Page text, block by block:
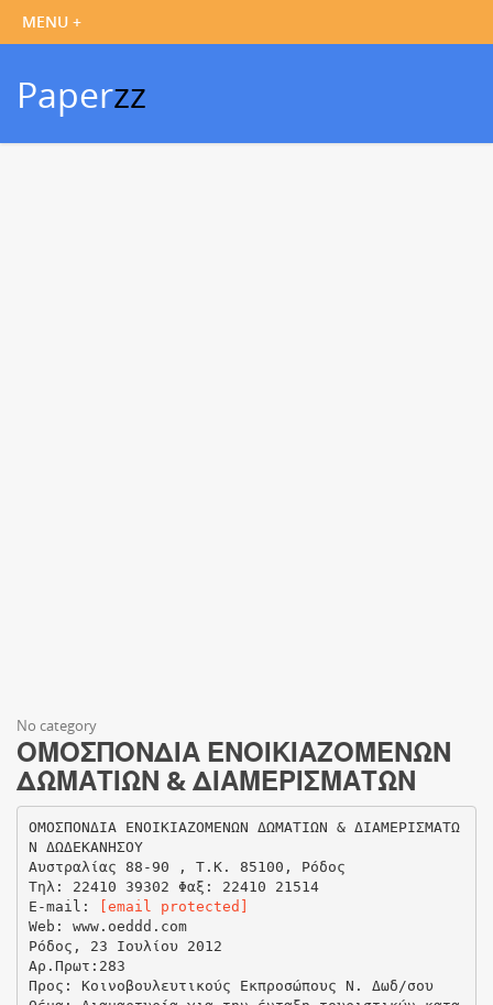
Paperzz
No category
ΟΜΟΣΠΟΝΔΙΑ ΕΝΟΙΚΙΑΖΟΜΕΝΩΝ
ΔΩΜΑΤΙΩΝ & ΔΙΑΜΕΡΙΣΜΑΤΩΝ
ΟΜΟΣΠΟΝΔΙΑ ΕΝΟΙΚΙΑΖΟΜΕΝΩΝ ΔΩΜΑΤΙΩΝ & ΔΙΑΜΕΡΙΣΜΑΤΩ
Ν ΔΩΔΕΚΑΝΗΣΟΥ
Αυστραλίας 88-90 , Τ.Κ. 85100, Ρόδος
Τηλ: 22410 39302 Φαξ: 22410 21514
Ε-mail:
[email protected]
Web: www.oeddd.com
Ρόδος, 23 Ιουλίου 2012
Αρ.Πρωτ:283
Προς: Κοινοβουλευτικούς Εκπροσώπους Ν. Δωδ/σου